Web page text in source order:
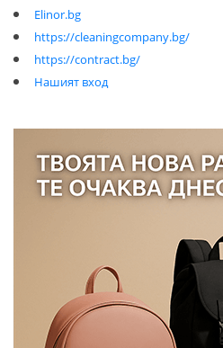
Elinor.bg
https://cleaningcompany.bg/
https://contract.bg/
Нашият вход